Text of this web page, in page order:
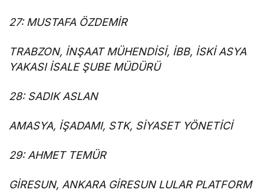
27: MUSTAFA ÖZDEMİR
TRABZON, İNŞAAT MÜHENDİSİ, İBB, İSKİ ASYA
YAKASI İSALE ŞUBE MÜDÜRÜ
28: SADIK ASLAN
AMASYA, İŞADAMI, STK, SİYASET YÖNETİCİ
29: AHMET TEMÜR
GİRESUN, ANKARA GİRESUN LULAR PLATFORM